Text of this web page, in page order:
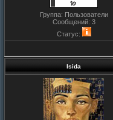
Группа: Пользователи
Сообщений: 3
Статус:
Isida